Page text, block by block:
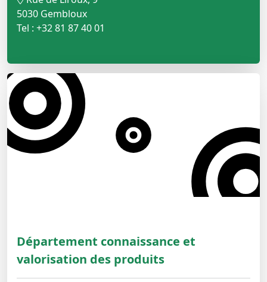
5030 Gembloux
Tel : +32 81 87 40 01
Département connaissance et
valorisation des produits